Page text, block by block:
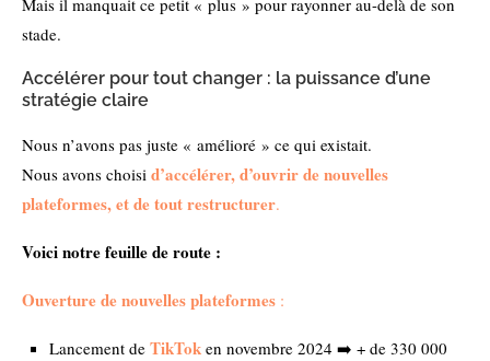
Mais il manquait ce petit « plus » pour rayonner au-delà de son
stade.
Accélérer pour tout changer : la puissance d’une
stratégie claire
Nous n’avons pas juste « amélioré » ce qui existait.
Nous avons choisi d’accélérer, d’ouvrir de nouvelles
plateformes, et de tout restructurer.
Voici notre feuille de route :
Ouverture de nouvelles plateformes :
Lancement de TikTok en novembre 2024 ➡️ + de 330 000